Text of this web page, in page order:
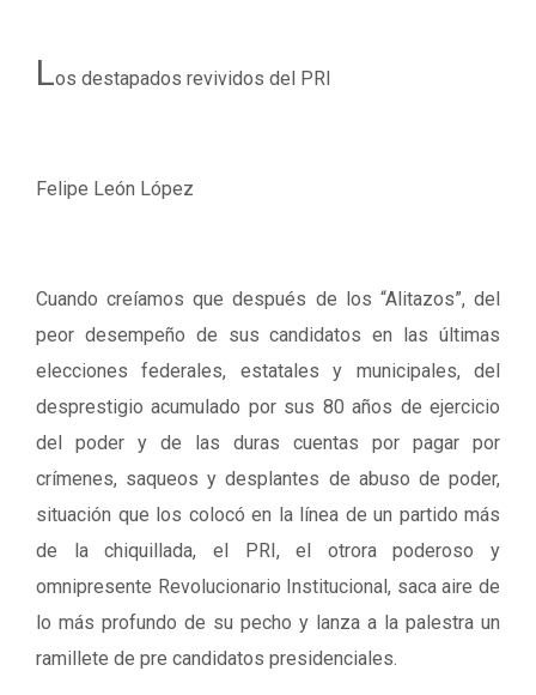
Los destapados revividos del PRI
Felipe León López
Cuando creíamos que después de los “Alitazos”, del
peor desempeño de sus candidatos en las últimas
elecciones federales, estatales y municipales, del
desprestigio acumulado por sus 80 años de ejercicio
del poder y de las duras cuentas por pagar por
crímenes, saqueos y desplantes de abuso de poder,
situación que los colocó en la línea de un partido más
de la chiquillada, el PRI, el otrora poderoso y
omnipresente Revolucionario Institucional, saca aire de
lo más profundo de su pecho y lanza a la palestra un
ramillete de pre candidatos presidenciales.